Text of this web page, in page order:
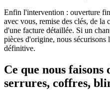
Enfin l'intervention : ouverture
avec vous, remise des clés, de la
d'une facture détaillée. Si un
pièces d'origine, nous sécurisons
définitive.
Ce que nous faisons
serrures, coffres,